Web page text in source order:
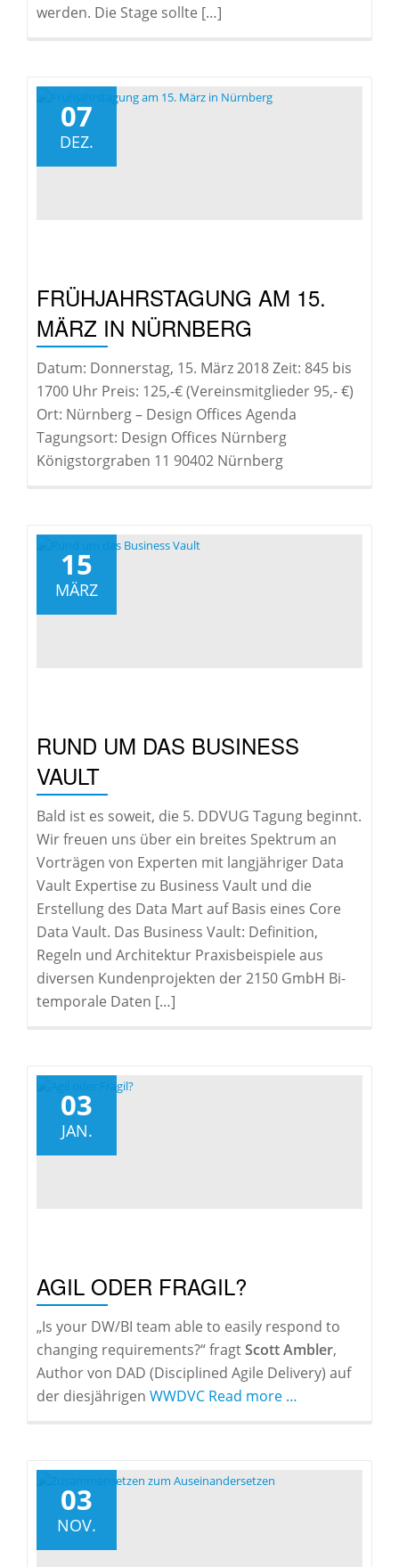
werden. Die Stage sollte […]
07
DEZ.
FRÜHJAHRSTAGUNG AM 15.
MÄRZ IN NÜRNBERG
Datum: Donnerstag, 15. März 2018 Zeit: 845 bis
1700 Uhr Preis: 125,-€ (Vereinsmitglieder 95,- €)
Ort: Nürnberg – Design Offices Agenda
Tagungsort: Design Offices Nürnberg
Königstorgraben 11 90402 Nürnberg
15
MÄRZ
RUND UM DAS BUSINESS
VAULT
Bald ist es soweit, die 5. DDVUG Tagung beginnt.
Wir freuen uns über ein breites Spektrum an
Vorträgen von Experten mit langjähriger Data
Vault Expertise zu Business Vault und die
Erstellung des Data Mart auf Basis eines Core
Data Vault. Das Business Vault: Definition,
Regeln und Architektur Praxisbeispiele aus
diversen Kundenprojekten der 2150 GmbH Bi-
temporale Daten […]
03
JAN.
AGIL ODER FRAGIL?
„Is your DW/BI team able to easily respond to
changing requirements?“ fragtScott Ambler,
Author von DAD (Disciplined Agile Delivery) auf
der diesjährigen WWDVC Read more about
…
03
NOV.